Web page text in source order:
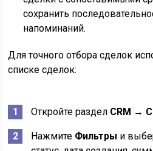
сохранить
напоминаний.
Для точного отбора сделок
списке сделок:
Откройте раздел CRM →
Нажмите Фильтры и